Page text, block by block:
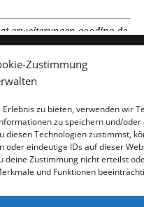
Zustimmung
zu bieten, verwenden wir
zu speichern und/
diesen Technologien zustimmst,
oder eindeutige IDs auf dieser
deine Zustimmung nicht erteilst
und Funktionen